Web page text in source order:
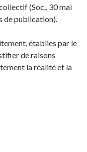
(Soc., 30 mai
de publication).
établies par le
de raisons
la réalité et la